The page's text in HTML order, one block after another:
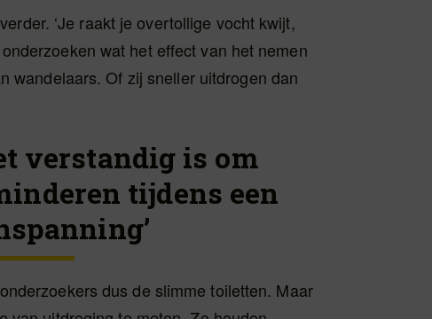
‘Je raakt je overtollige vocht kwijt,
wat het effect van het nemen
wandelaars. Of zij sneller uitdrogen dan
verstandig is om
tijdens een
dus de slimme toiletten. Maar